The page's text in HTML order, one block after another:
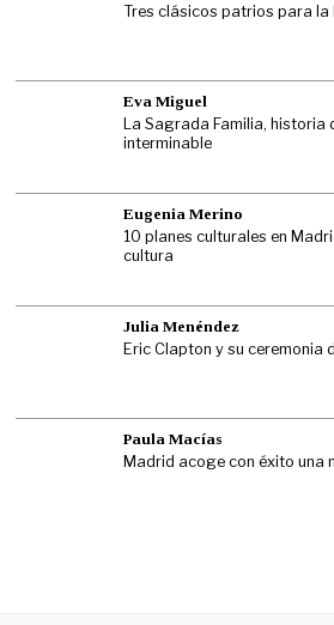
Tres clásicos patrios para la
Eva Miguel
La Sagrada Familia, historia
interminable
Eugenia Merino
10 planes culturales en
cultura
Julia Menéndez
Eric Clapton y su ceremonia
Paula Macías
Madrid acoge con éxito una